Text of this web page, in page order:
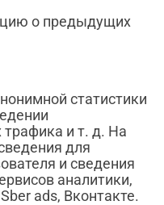
о предыдущих
статистики
трафика и т. д. На
для
и сведения
аналитики,
ads, Вконтакте.